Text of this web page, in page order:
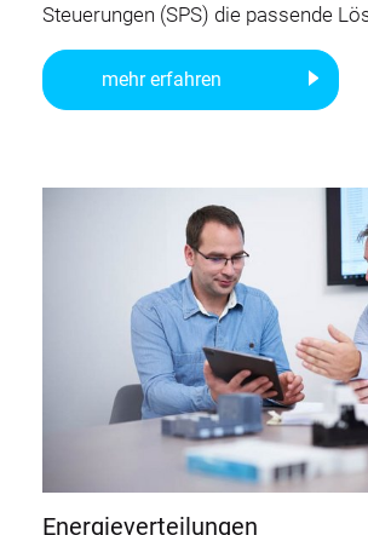
Steuerungen (SPS) die passende
mehr erfahren
Energieverteilungen